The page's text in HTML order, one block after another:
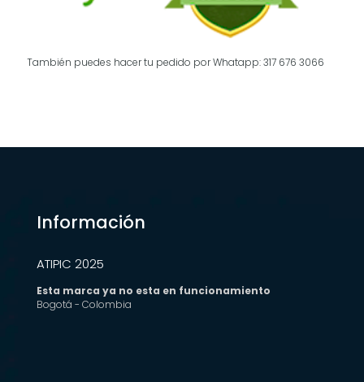
También puedes hacer tu pedido por Whatapp: 317 676 3066
Información
ATIPIC 2025
Esta marca ya no esta en funcionamiento
Bogotá - Colombia